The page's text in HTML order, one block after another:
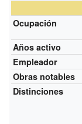
Ocupación
Años activo
Empleador
Obras notables
Distinciones